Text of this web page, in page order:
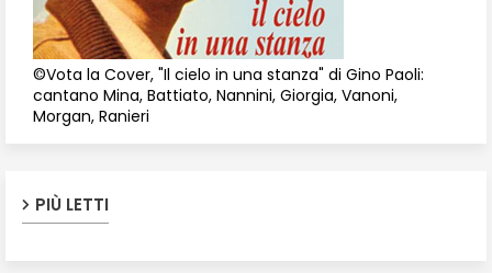
©Vota la Cover, "Il cielo in una stanza" di Gino Paoli:
cantano Mina, Battiato, Nannini, Giorgia, Vanoni,
Morgan, Ranieri
PIÙ LETTI